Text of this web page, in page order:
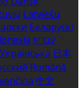
Latviešu
Беларускі
עברית
Українська 日本
Română
中文